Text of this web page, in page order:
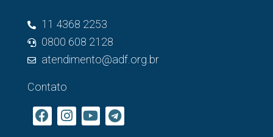
11 4368 2253
0800 608 2128
atendimento@adf.org.br
Contato